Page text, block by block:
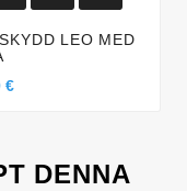
LEO MED
€
DENNA